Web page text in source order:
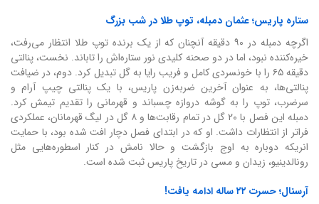
ستاره پاریس؛ عثمان دمبله، توپ طلا در شب بزرگ
اگرچه دمبله در ۹۰ دقیقه آنچنان که از یک برنده توپ طلا انتظار می‌رفت،
خیره‌کننده نبود، اما در دو صحنه کلیدی نور ستاره‌اش را تاباند. نخست، پنالتی
دقیقه ۶۵ را با خونسردی کامل و فریب رایا به گل تبدیل کرد. دوم، در ضیافت
پنالتی‌ها، به عنوان آخرین ضربه‌زن پاریس، با یک پنالتی چیپ آرام و
سرضرب، توپ را به گوشه دروازه چسباند و قهرمانی را تقدیم تیمش کرد.
دمبله این فصل با ۲۰ گل در تمام رقابت‌ها و ۸ گل در لیگ قهرمانان، عملکردی
فراتر از انتظارات داشت. او که در ابتدای فصل دچار افت شده بود، با حمایت
انریکه دوباره به اوج بازگشت و حالا نامش در کنار اسطوره‌هایی مثل
رونالدینیو، زیدان و مسی در تاریخ پاریس ثبت شده است.
آرسنال؛ حسرت ۲۲ ساله ادامه یافت!